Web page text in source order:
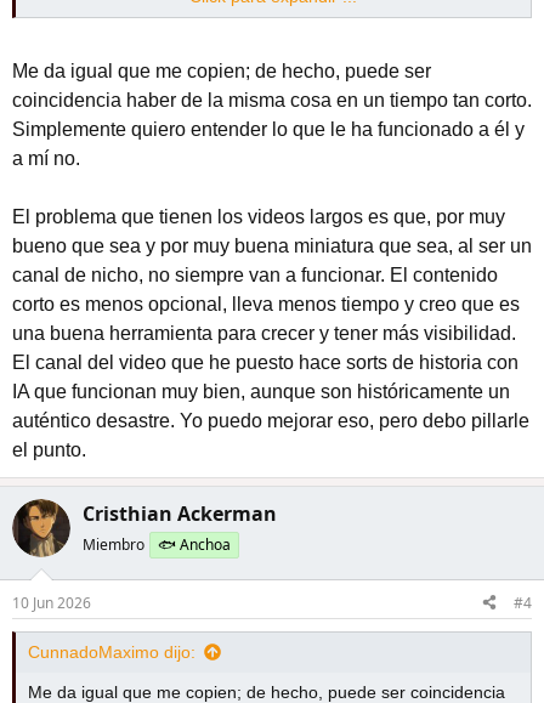
esfuerzo en mejorar los videos largos, que agregues más valor
y que lo trabajes más, y en los shorts no les prestes tanta
atención, simplemente sube unos cuantos para que agarren un
poco de vistas y despues vuelves a poner tu foco en los videos
largos.
Ahora, si quieres que tu canal pase de ser un canal de formato
largo, a un corto, ahi si te recominedo que le inviertas tiempo a
como mejorar tus shorts y esas cosas, pero como sea, eso
depende de ti y de lo que tu busques hacer con tu canal.
Me da igual que me copien; de hecho, puede ser
coincidencia haber de la misma cosa en un tiempo tan corto.
Simplemente quiero entender lo que le ha funcionado a él y
a mí no.
El problema que tienen los videos largos es que, por muy
bueno que sea y por muy buena miniatura que sea, al ser un
canal de nicho, no siempre van a funcionar. El contenido
corto es menos opcional, lleva menos tiempo y creo que es
una buena herramienta para crecer y tener más visibilidad.
El canal del video que he puesto hace sorts de historia con
IA que funcionan muy bien, aunque son históricamente un
auténtico desastre. Yo puedo mejorar eso, pero debo pillarle
el punto.
Cristhian Ackerman
Miembro 🐟 Anchoa
10 Jun 2026 #4
CunnadoMaximo dijo:
Me da igual que me copien; de hecho, puede ser coincidencia